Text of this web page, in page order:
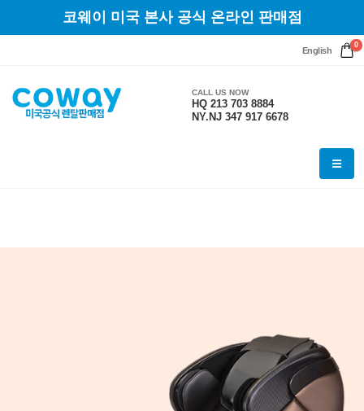
코웨이 미국 본사 공식 온라인 판매점
English
0
CALL US NOW
HQ 213 703 8884
NY.NJ 347 917 6678